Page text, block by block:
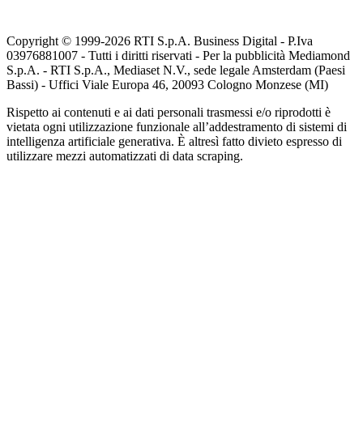
Copyright © 1999-2026 RTI S.p.A. Business Digital - P.Iva
03976881007 - Tutti i diritti riservati - Per la pubblicità Mediamond
S.p.A. - RTI S.p.A., Mediaset N.V., sede legale Amsterdam (Paesi
Bassi) - Uffici Viale Europa 46, 20093 Cologno Monzese (MI)
Rispetto ai contenuti e ai dati personali trasmessi e/o riprodotti è
vietata ogni utilizzazione funzionale all’addestramento di sistemi di
intelligenza artificiale generativa. È altresì fatto divieto espresso di
utilizzare mezzi automatizzati di data scraping.